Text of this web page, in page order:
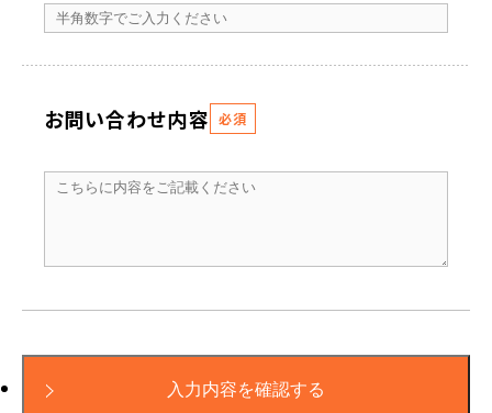
お問い合わせ内容 必須